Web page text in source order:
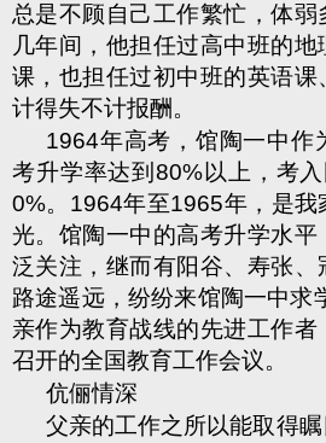
总是不顾自己工作繁忙，体弱
几年间，他担任过高中班的
课，也担任过初中班的英语课
计得失不计报酬。
1964年高考，馆陶一中作
考升学率达到80%以上，考
0%。 1964年至1965年，是我
光。馆陶一中的高考升学水
泛关注，继而有阳谷、寿张、
路途遥远，纷纷来馆陶一中求
亲作为教育战线的先进工作
召开的全国教育工作会议。
伉俪情深
父亲的工作之所以能取得